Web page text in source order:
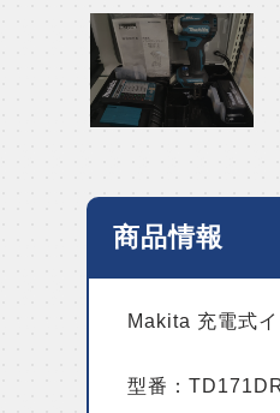
商品情報
Makita 充電式
型番：